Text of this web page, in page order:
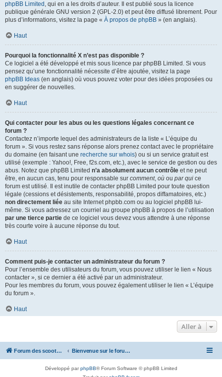
phpBB Limited , qui en a les droits d’auteur. Il est publié sous la licence
publique générale GNU version 2 (GPL-2.0) et peut être diffusé librement. Pour
plus d’informations, visitez la page « À propos de phpBB » (en anglais).
Haut
Pourquoi la fonctionnalité X n’est pas disponible ?
Ce logiciel a été développé et mis sous licence par phpBB Limited. Si vous
pensez qu’une fonctionnalité nécessite d’être ajoutée, visitez la page
phpBB Ideas (en anglais) où vous pouvez voter pour des idées proposées ou
en suggérer de nouvelles.
Haut
Qui contacter pour les abus ou les questions légales concernant ce
forum ?
Contactez n’importe lequel des administrateurs de la liste « L’équipe du
forum ». Si vous restez sans réponse alors prenez contact avec le propriétaire
du domaine (en faisant une recherche sur whois) ou si un service gratuit est
utilisé (exemple : Yahoo!, Free, f2s.com, etc.), avec le service de gestion ou des
abus. Notez que phpBB Limited n’a absolument aucun contrôle et ne peut
être, en aucun cas, tenu pour responsable sur comment, où ou par qui ce
forum est utilisé. Il est inutile de contacter phpBB Limited pour toute question
légale (cessions et désistements, responsabilité, propos diffamatoires, etc.)
non directement liée au site Internet phpbb.com ou au logiciel phpBB lui-
même. Si vous adressez un courriel au groupe phpBB à propos de l’utilisation
par une tierce partie de ce logiciel vous devez vous attendre à une réponse
très courte voire à aucune réponse du tout.
Haut
Comment puis-je contacter un administrateur du forum ?
Pour l’ensemble des utilisateurs du forum, vous pouvez utiliser le lien « Nous
contacter », si ce dernier a été activé par un administrateur.
Pour les membres du forum, vous pouvez également utiliser le lien « L’équipe
du forum ».
Haut
Aller à
Forum des scooters SYM - GTS -MAXSYM - CRUISYM - JOYMAX - Maxsym TL Bienvenue sur le forum des scooters de la gamme SYM
Développé parphpBB® Forum Software © phpBB Limited